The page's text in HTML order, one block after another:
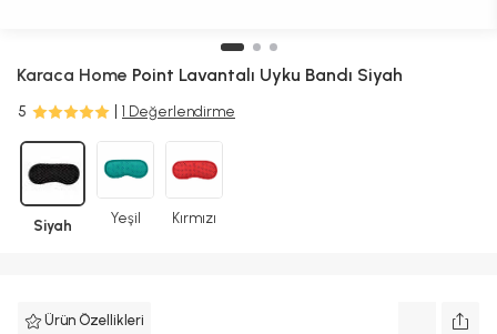
Karaca Home Point Lavantalı Uyku Bandı Siyah
5 1 Değerlendirme
Siyah Yeşil Kırmızı
Ürün Özellikleri